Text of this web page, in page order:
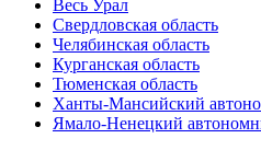
Весь Урал
Свердловская область
Челябинская область
Курганская область
Тюменская область
Ханты-Мансийский
Ямало-Ненецкий